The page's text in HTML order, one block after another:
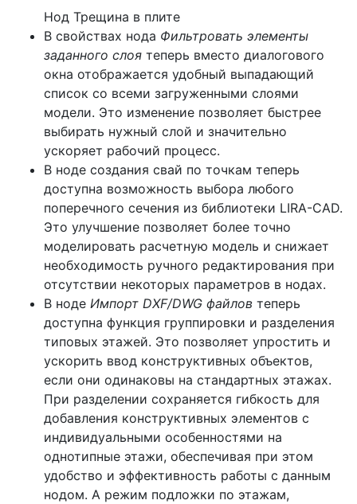
Нод Трещина в плите
В свойствах нода Фильтровать элементы
заданного слоя теперь вместо диалогового
окна отображается удобный выпадающий
список со всеми загруженными слоями
модели. Это изменение позволяет быстрее
выбирать нужный слой и значительно
ускоряет рабочий процесс.
В ноде создания свай по точкам теперь
доступна возможность выбора любого
поперечного сечения из библиотеки LIRA-CAD.
Это улучшение позволяет более точно
моделировать расчетную модель и снижает
необходимость ручного редактирования при
отсутствии некоторых параметров в нодах.
В ноде Импорт DXF/DWG файлов теперь
доступна функция группировки и разделения
типовых этажей. Это позволяет упростить и
ускорить ввод конструктивных объектов,
если они одинаковы на стандартных этажах.
При разделении сохраняется гибкость для
добавления конструктивных элементов с
индивидуальными особенностями на
однотипные этажи, обеспечивая при этом
удобство и эффективность работы с данным
нодом. А режим подложки по этажам,